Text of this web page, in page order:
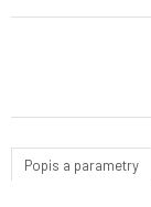
Popis a parametry